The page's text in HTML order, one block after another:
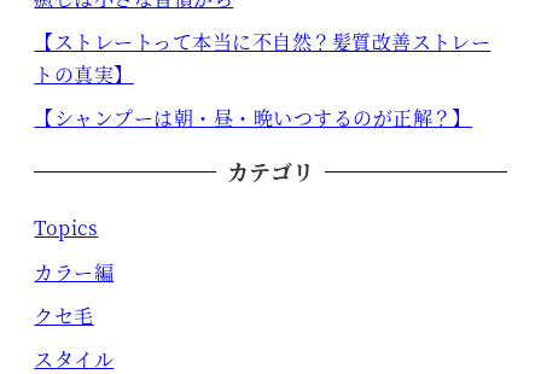
【ストレートって本当に不自然？髪質改善ストレー
トの真実】
【シャンプーは朝・昼・晩いつするのが正解？】
カテゴリ
Topics
カラー編
クセ毛
スタイル